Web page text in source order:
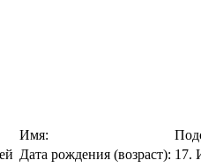
Имя:
Дата рождения (возраст): 17.